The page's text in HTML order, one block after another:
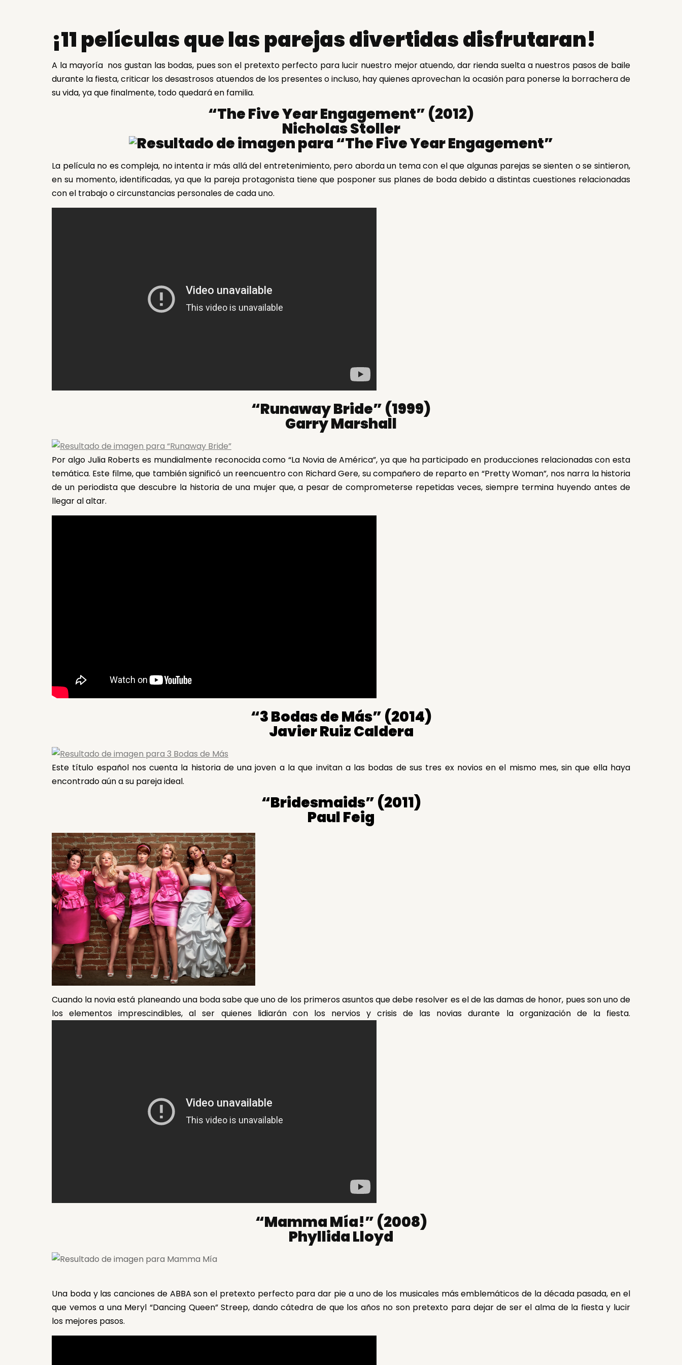
¡11 películas que las parejas divertidas disfrutaran!
A la mayoría nos gustan las bodas, pues son el pretexto perfecto para lucir nuestro mejor atuendo, dar rienda suelta a nuestros pasos de baile
durante la fiesta, criticar los desastrosos atuendos de los presentes o incluso, hay quienes aprovechan la ocasión para ponerse la borrachera de
su vida, ya que finalmente, todo quedará en familia.
“The Five Year Engagement” (2012)
Nicholas Stoller
La película no es compleja, no intenta ir más allá del entretenimiento, pero aborda un tema con el que algunas parejas se sienten o se sintieron,
en su momento, identificadas, ya que la pareja protagonista tiene que posponer sus planes de boda debido a distintas cuestiones relacionadas
con el trabajo o circunstancias personales de cada uno.
“Runaway Bride” (1999)
Garry Marshall
Por algo Julia Roberts es mundialmente reconocida como “La Novia de América”, ya que ha participado en producciones relacionadas con esta
temática. Este filme, que también significó un reencuentro con Richard Gere, su compañero de reparto en “Pretty Woman”, nos narra la historia
de un periodista que descubre la historia de una mujer que, a pesar de comprometerse repetidas veces, siempre termina huyendo antes de
llegar al altar.
“3 Bodas de Más” (2014)
Javier Ruiz Caldera
Este título español nos cuenta la historia de una joven a la que invitan a las bodas de sus tres ex novios en el mismo mes, sin que ella haya
encontrado aún a su pareja ideal.
“Bridesmaids” (2011)
Paul Feig
Cuando la novia está planeando una boda sabe que uno de los primeros asuntos que debe resolver es el de las damas de honor, pues son uno de
los elementos imprescindibles, al ser quienes lidiarán con los nervios y crisis de las novias durante la organización de la fiesta.
“Mamma Mía!” (2008)
Phyllida Lloyd
Una boda y las canciones de ABBA son el pretexto perfecto para dar pie a uno de los musicales más emblemáticos de la década pasada, en el
que vemos a una Meryl “Dancing Queen” Streep, dando cátedra de que los años no son pretexto para dejar de ser el alma de la fiesta y lucir
los mejores pasos.